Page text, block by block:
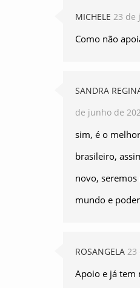
MICHELE 23 de
Como não
SANDRA
de junho de
sim, é o
brasileiro,
novo,
mundo e
ROSANGELA 23
Apoio e já tem